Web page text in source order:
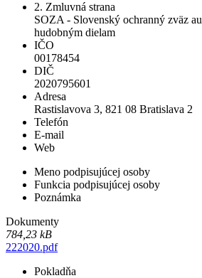
2. Zmluvná strana
SOZA - Slovenský ochranný zväz
hudobným dielam
IČO
00178454
DIČ
2020795601
Adresa
Rastislavova 3, 821 08 Bratislava 2
Telefón
E-mail
Web
Meno podpisujúcej osoby
Funkcia podpisujúcej osoby
Poznámka
Dokumenty
784,23 kB
222020.pdf
Pokladňa